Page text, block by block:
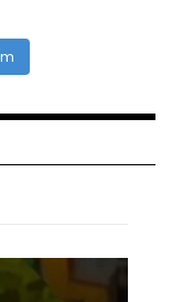
per un malore